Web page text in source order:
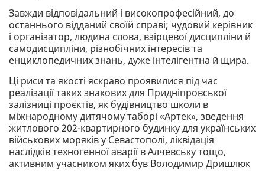
Завжди відповідальний і високопрофесійний, до
останнього відданий своїй справі; чудовий керівник
і організатор, людина слова, взірцевої дисципліни й
самодисципліни, різнобічних інтересів та
енциклопедичних знань, дуже інтелігентна й щира.
Ці риси та якості яскраво проявилися під час
реалізації таких знакових для Придніпровської
залізниці проєктів, як будівництво школи в
міжнародному дитячому таборі «Артек», зведення
житлового 202-квартирного будинку для українських
військових моряків у Севастополі, ліквідація
наслідків техногенної аварії в Алчевську тощо,
активним учасником яких був Володимир Дришлюк